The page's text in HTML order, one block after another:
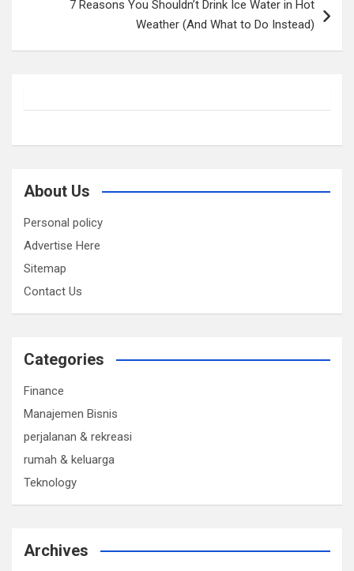
7 Reasons You Shouldn’t Drink Ice Water in Hot
Weather (And What to Do Instead)
About Us
Personal policy
Advertise Here
Sitemap
Contact Us
Categories
Finance
Manajemen Bisnis
perjalanan & rekreasi
rumah & keluarga
Teknology
Archives